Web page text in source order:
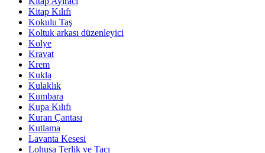
Kitap Kılıfı
Kokulu Taş
Koltuk arkası düzenleyici
Kolye
Kravat
Krem
Kukla
Kulaklık
Kumbara
Kupa Kılıfı
Kuran Çantası
Kutlama
Lavanta Kesesi
Lohusa Terlik ve Tacı